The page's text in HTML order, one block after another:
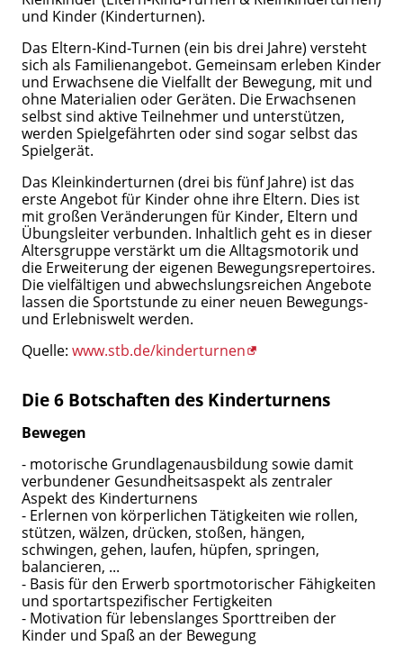
und Kinder (Kinderturnen).
Das Eltern-Kind-Turnen (ein bis drei Jahre) versteht
sich als Familienangebot. Gemeinsam erleben Kinder
und Erwachsene die Vielfallt der Bewegung, mit und
ohne Materialien oder Geräten. Die Erwachsenen
selbst sind aktive Teilnehmer und unterstützen,
werden Spielgefährten oder sind sogar selbst das
Spielgerät.
Das Kleinkinderturnen (drei bis fünf Jahre) ist das
erste Angebot für Kinder ohne ihre Eltern. Dies ist
mit großen Veränderungen für Kinder, Eltern und
Übungsleiter verbunden. Inhaltlich geht es in dieser
Altersgruppe verstärkt um die Alltagsmotorik und
die Erweiterung der eigenen Bewegungsrepertoires.
Die vielfältigen und abwechslungsreichen Angebote
lassen die Sportstunde zu einer neuen Bewegungs-
und Erlebniswelt werden.
Quelle: www.stb.de/kinderturnen
Die 6 Botschaften des Kinderturnens
Bewegen
- motorische Grundlagenausbildung sowie damit
verbundener Gesundheitsaspekt als zentraler
Aspekt des Kinderturnens
- Erlernen von körperlichen Tätigkeiten wie rollen,
stützen, wälzen, drücken, stoßen, hängen,
schwingen, gehen, laufen, hüpfen, springen,
balancieren, ...
- Basis für den Erwerb sportmotorischer Fähigkeiten
und sportartspezifischer Fertigkeiten
- Motivation für lebenslanges Sporttreiben der
Kinder und Spaß an der Bewegung